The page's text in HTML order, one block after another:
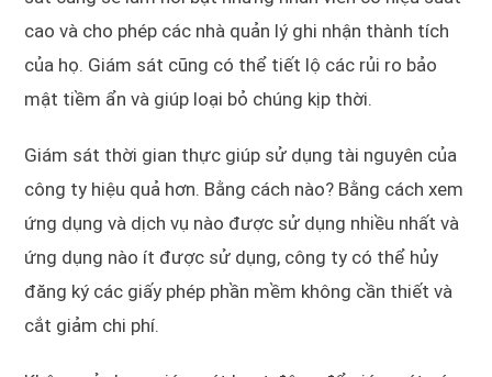
cao và cho phép các nhà quản lý ghi nhận thành tích
của họ. Giám sát cũng có thể tiết lộ các rủi ro bảo
mật tiềm ẩn và giúp loại bỏ chúng kịp thời.
Giám sát thời gian thực giúp sử dụng tài nguyên của
công ty hiệu quả hơn. Bằng cách nào? Bằng cách xem
ứng dụng và dịch vụ nào được sử dụng nhiều nhất và
ứng dụng nào ít được sử dụng, công ty có thể hủy
đăng ký các giấy phép phần mềm không cần thiết và
cắt giảm chi phí.